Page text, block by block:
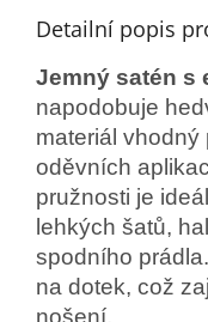
Detailní popis
Jemný satén s
napodobuje
materiál
oděvních
pružnosti je
lehkých šatů,
spodního
na dotek, což
nošení.